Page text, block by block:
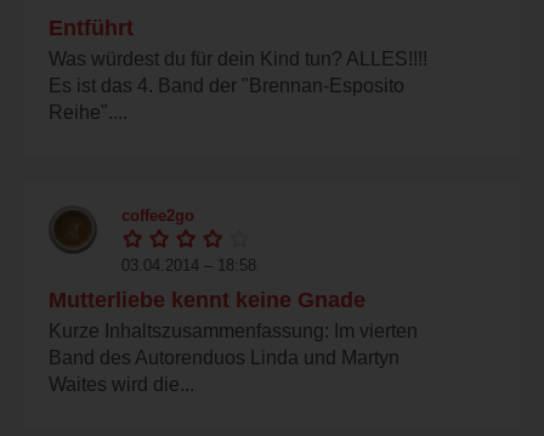
Entführt
Was würdest du für dein Kind tun? ALLES!!!!
Es ist das 4. Band der "Brennan-Esposito
Reihe"....
coffee2go
03.04.2014 – 18:58
Mutterliebe kennt keine Gnade
Kurze Inhaltszusammenfassung: Im vierten
Band des Autorenduos Linda und Martyn
Waites wird die...